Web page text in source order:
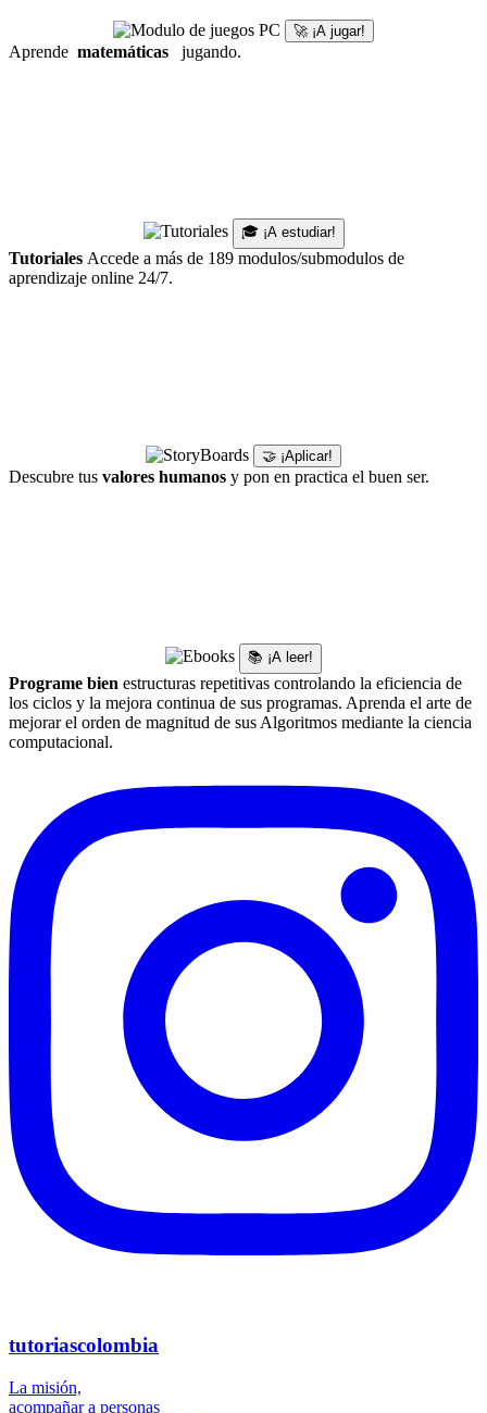
🚀 ¡A jugar!
Aprende matemáticas jugando.
🎓 ¡A estudiar!
Tutoriales Accede a más de 189 modulos/submodulos de
aprendizaje online 24/7.
🤝 ¡Aplicar!
Descubre tus valores humanos y pon en practica el buen ser.
📚 ¡A leer!
Programe bien estructuras repetitivas controlando la eficiencia de
los ciclos y la mejora continua de sus programas. Aprenda el arte de
mejorar el orden de magnitud de sus Algoritmos mediante la ciencia
computacional.
tutoriascolombia
La misión,
acompañar a personas